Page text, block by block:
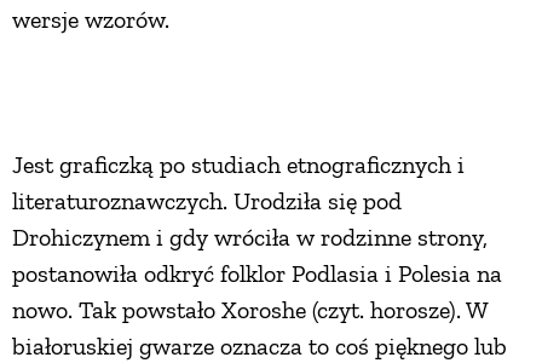
wersje wzorów.
Jest graficzką po studiach etnograficznych i
literaturoznawczych. Urodziła się pod
Drohiczynem i gdy wróciła w rodzinne strony,
postanowiła odkryć folklor Podlasia i Polesia na
nowo. Tak powstało Xoroshe (czyt. horosze). W
białoruskiej gwarze oznacza to coś pięknego lub
DODATKI
PRZETWORY
INNE